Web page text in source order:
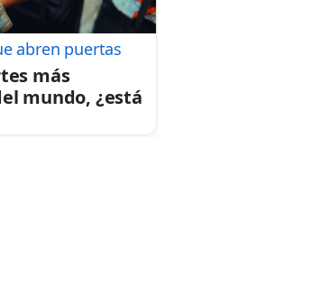
abren puertas
más
mundo, ¿está